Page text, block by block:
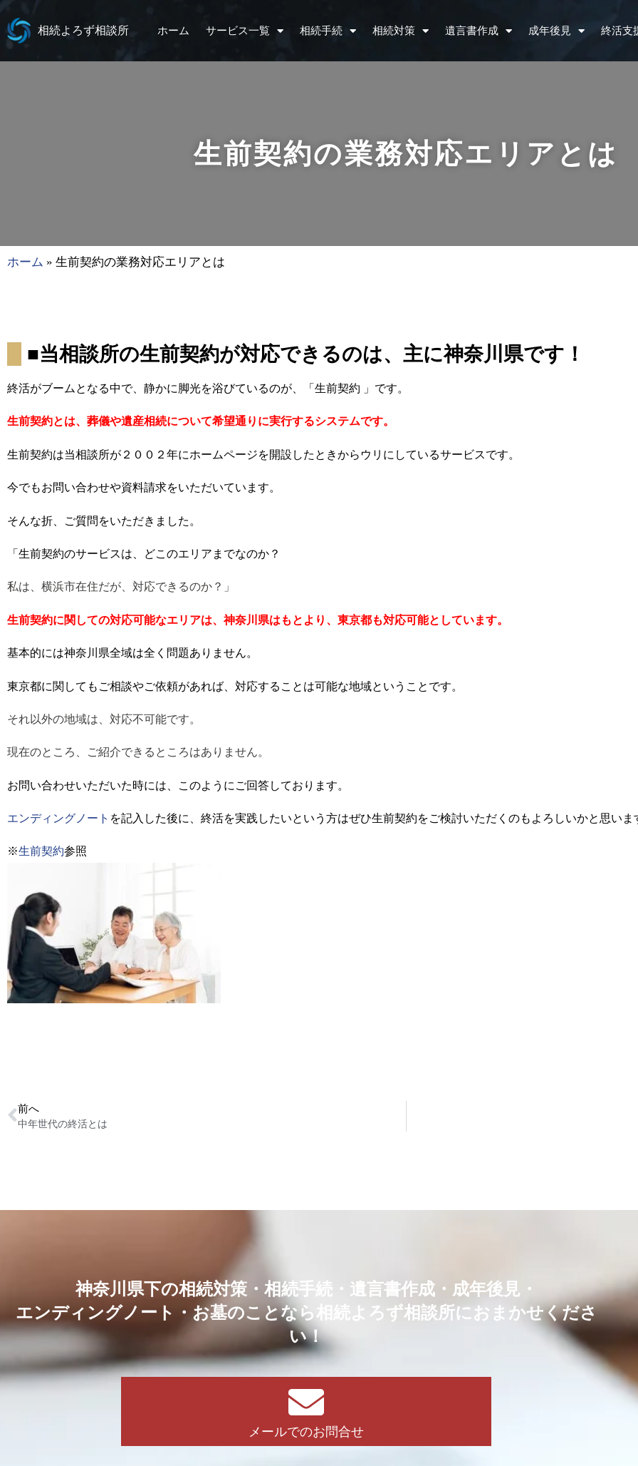
相続よろず相談所 ホーム サービス一覧 相続手続 相続対策 遺言書作成 成年後見 終活支
生前契約の業務対応エリアとは
ホーム » 生前契約の業務対応エリアとは
■当相談所の生前契約が対応できるのは、主に神奈川県です！
終活がブームとなる中で、静かに脚光を浴びているのが、「生前契約 」です。
生前契約とは、葬儀や遺産相続について希望通りに実行するシステムです。
生前契約は当相談所が２００２年にホームページを開設したときからウリにしているサービスです。
今でもお問い合わせや資料請求をいただいています。
そんな折、ご質問をいただきました。
「生前契約のサービスは、どこのエリアまでなのか？
私は、横浜市在住だが、対応できるのか？」
生前契約に関しての対応可能なエリアは、神奈川県はもとより、東京都も対応可能としています。
基本的には神奈川県全域は全く問題ありません。
東京都に関してもご相談やご依頼があれば、対応することは可能な地域ということです。
それ以外の地域は、対応不可能です。
現在のところ、ご紹介できるところはありません。
お問い合わせいただいた時には、このようにご回答しております。
エンディングノート を記入した後に、終活を実践したいという方はぜひ生前契約をご検討いただくのもよろしいかと思いま
※生前契約参照
前へ
中年世代の終活とは
神奈川県下の相続対策・相続手続・ 遺言書作成・成年後見・
エンディングノート・お墓のことなら 相続よろず相談所におまかせくださ
い！
メールでのお問合せ